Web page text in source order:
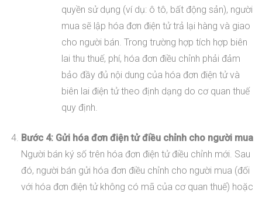
quyền sử dụng (ví dụ: ô tô, bất động sản), người
mua sẽ lập hóa đơn điện tử trả lại hàng và giao
cho người bán. Trong trường hợp tích hợp biên
lai thu thuế, phí, hóa đơn điều chỉnh phải đảm
bảo đầy đủ nội dung của hóa đơn điện tử và
biên lai điện tử theo định dạng do cơ quan thuế
quy định.
Bước 4: Gửi hóa đơn điện tử điều chỉnh cho người mua
Người bán ký số trên hóa đơn điện tử điều chỉnh mới. Sau
đó, người bán gửi hóa đơn điều chỉnh cho người mua (đối
với hóa đơn điện tử không có mã của cơ quan thuế) hoặc